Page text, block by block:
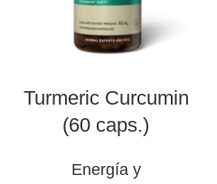
Turmeric Curcumin
(60 caps.)
Energía y